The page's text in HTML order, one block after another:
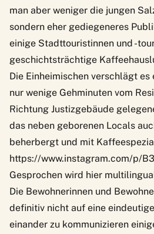
man aber weniger die jungen
sondern eher gediegeneres
einige Stadttouristinnen und -
geschichtsträchtige
Die Einheimischen verschlägt es
nur wenige Gehminuten vom
Richtung Justizgebäude
das neben geborenen Locals
beherbergt und mit
https://www.instagram.com/p/
Gesprochen wird hier
Die Bewohnerinnen und
definitiv nicht auf eine
einander zu kommunizieren